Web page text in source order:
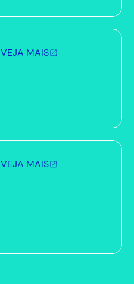
VEJA MAIS
VEJA MAIS